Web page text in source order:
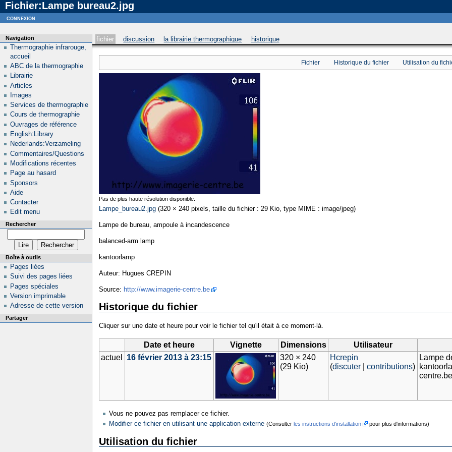
Notice: curl_setopt_array(): CURLOPT_SSL_VERIFYHOST no longer accepts the value 1, value 2 will be used instead in
Fichier:Lampe bureau2.jpg
fichier discussion la librairie thermographique historique
Fichier Historique du fichier Utilisation du
Pas de plus haute résolution disponible.
Lampe_bureau2.jpg (320 × 240 pixels, taille du fichier : 29 Kio, type MIME : image/jpeg)
Lampe de bureau, ampoule à incandescence
balanced-arm lamp
kantoorlamp
Auteur: Hugues CREPIN
Source: http://www.imagerie-centre.be
Historique du fichier
Cliquer sur une date et heure pour voir le fichier tel qu'il était à ce moment-là.
Date et heure Vignette Dimensions Utilisateur
actuel
16 février 2013 à 23:15
320 × 240
(29 Kio)
Hcrepin
(discuter |contributions)
Lampe
centre.be
Vous ne pouvez pas remplacer ce fichier.
Modifier ce fichier en utilisant une application externe (Consulter les instructions d'installation pour plus d'informations)
Utilisation du fichier
Navigation
Thermographie infrarouge,
accueil
ABC de la thermographie
Librairie
Articles
Images
Services de thermographie
Cours de thermographie
Ouvrages de référence
English:Library
Nederlands:Verzameling
Commentaires/Questions
Modifications récentes
Page au hasard
Sponsors
Aide
Contacter
Edit menu
Rechercher
Boîte à outils
Pages liées
Suivi des pages liées
Pages spéciales
Version imprimable
Adresse de cette version
Partager
connexion